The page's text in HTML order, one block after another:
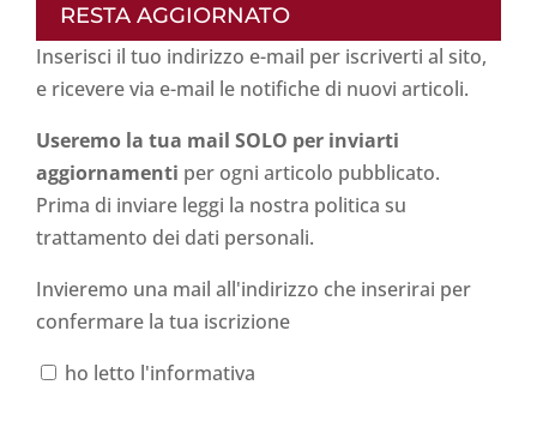
RESTA AGGIORNATO
Inserisci il tuo indirizzo e-mail per iscriverti al sito,
e ricevere via e-mail le notifiche di nuovi articoli.
Useremo la tua mail SOLO per inviarti
aggiornamenti per ogni articolo pubblicato.
Prima di inviare leggi la nostra politica su
trattamento dei dati personali.
Invieremo una mail all'indirizzo che inserirai per
confermare la tua iscrizione
ho letto l'informativa